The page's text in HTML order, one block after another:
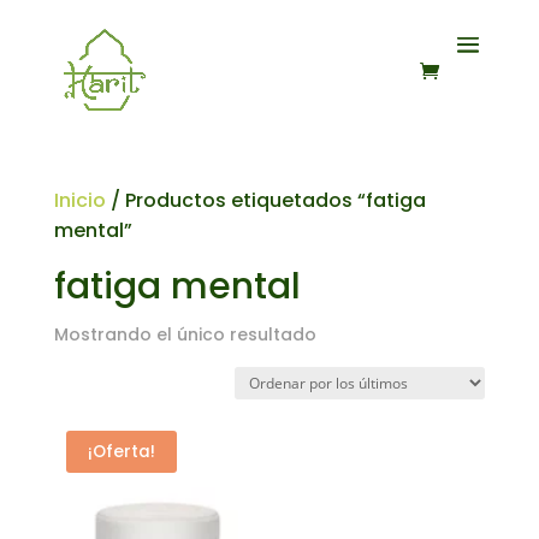
Inicio / Productos etiquetados “fatiga
mental”
fatiga mental
Mostrando el único resultado
¡Oferta!